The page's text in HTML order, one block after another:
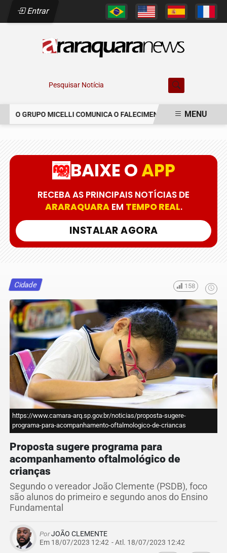
Entrar
Pesquisar Notícia
O GRUPO MICELLI COMUNICA O FALECIMENTO DO SR. MARCELO
MENU
BAIXE OAPP
RECEBA AS PRINCIPAIS NOTÍCIAS DE
ARARAQUARAEM TEMPO REAL.
INSTALAR AGORA
Cidade 158
https://www.camara-arq.sp.gov.br/noticias/proposta-sugere-
programa-para-acompanhamento-oftalmologico-de-criancas
Proposta sugere programa para
acompanhamento oftalmológico de
crianças
Segundo o vereador João Clemente (PSDB), foco
são alunos do primeiro e segundo anos do Ensino
Fundamental
PorJOÃO CLEMENTE
Em 18/07/2023 12:42 - Atl. 18/07/2023 12:42